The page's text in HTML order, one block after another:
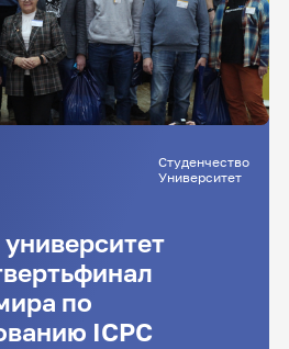
Студенчество
Университет
по
ICPC